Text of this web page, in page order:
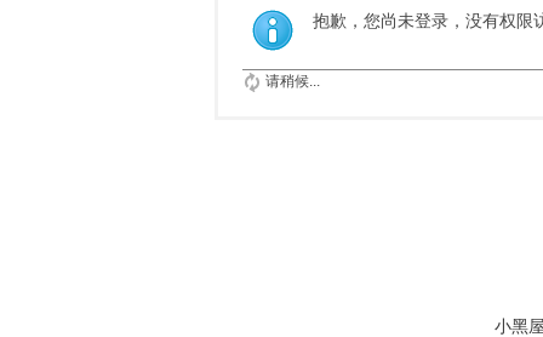
抱歉，您尚未登录，没有权限
请稍候...
小黑